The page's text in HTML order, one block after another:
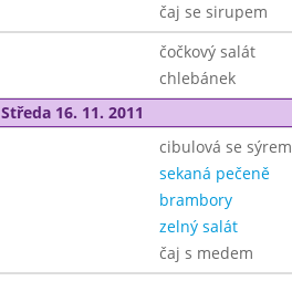
čaj se sirupem
čočkový salát
chlebánek
Středa 16. 11. 2011
cibulová se sýrem
sekaná pečeně
brambory
zelný salát
čaj s medem